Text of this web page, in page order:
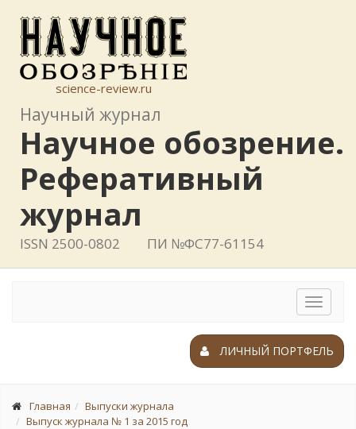
science-review.ru
Научный журнал
Научное обозрение.
Реферативный
журнал
ISSN 2500-0802 ПИ №ФС77-61154
Toggle
ЛИЧНЫЙ ПОРТФЕЛЬ
Главная
Выпуски журнала
Выпуск журнала № 1 за 2015 год